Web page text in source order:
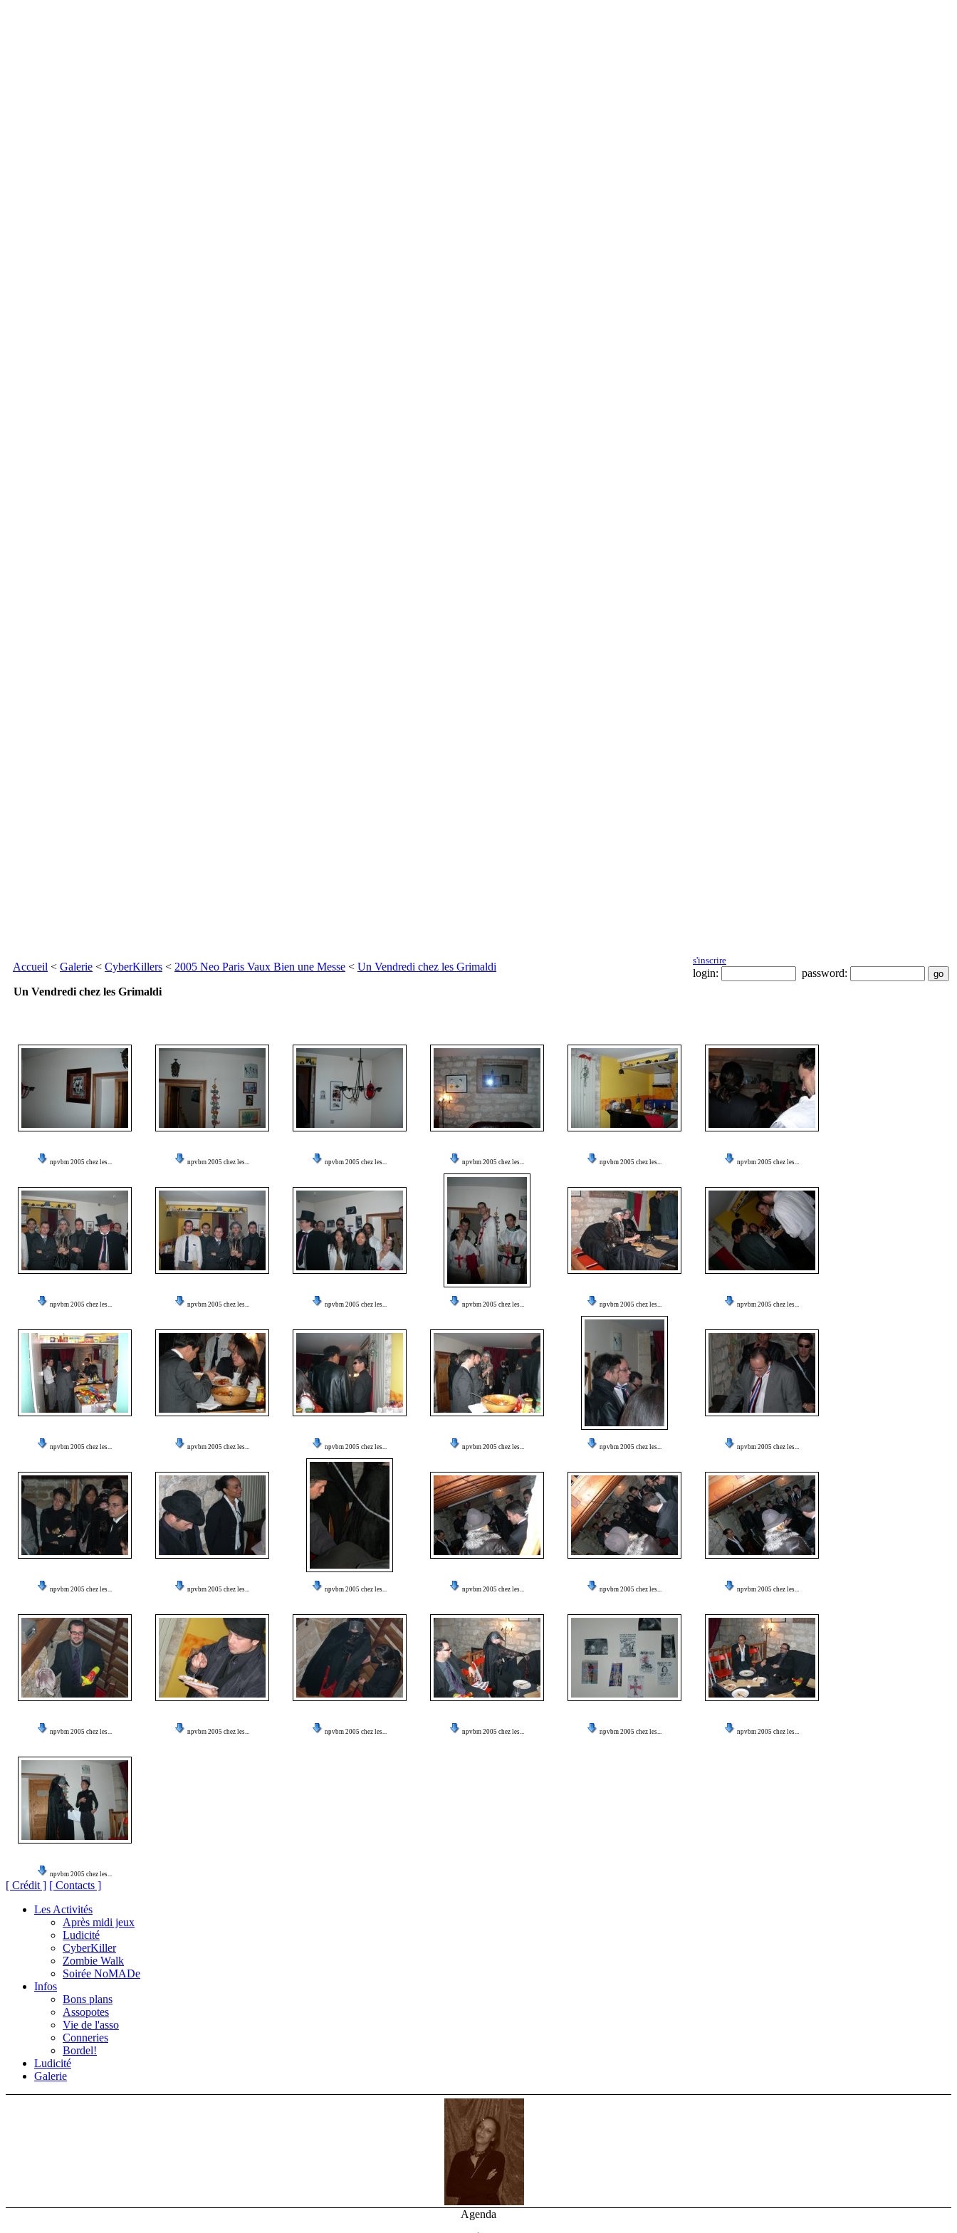
Accueil < Galerie < CyberKillers < 2005 Neo Paris Vaux Bien une Messe < Un Vendredi chez les Grimaldi
s'inscrire
login:
password:
Un Vendredi chez les Grimaldi
npvbm 2005 chez les... npvbm 2005 chez les... npvbm 2005 chez les... npvbm 2005 chez les... npvbm 2005 chez les... npvbm 2005 chez les...
npvbm 2005 chez les... npvbm 2005 chez les... npvbm 2005 chez les... npvbm 2005 chez les... npvbm 2005 chez les... npvbm 2005 chez les...
npvbm 2005 chez les... npvbm 2005 chez les... npvbm 2005 chez les... npvbm 2005 chez les... npvbm 2005 chez les... npvbm 2005 chez les...
npvbm 2005 chez les... npvbm 2005 chez les... npvbm 2005 chez les... npvbm 2005 chez les... npvbm 2005 chez les... npvbm 2005 chez les...
npvbm 2005 chez les... npvbm 2005 chez les... npvbm 2005 chez les... npvbm 2005 chez les... npvbm 2005 chez les... npvbm 2005 chez les...
npvbm 2005 chez les...
[ Crédit ] [ Contacts ]
Les Activités
Après midi jeux
Ludicité
CyberKiller
Zombie Walk
Soirée NoMADe
Infos
Bons plans
Assopotes
Vie de l'asso
Conneries
Bordel!
Ludicité
Galerie
Agenda